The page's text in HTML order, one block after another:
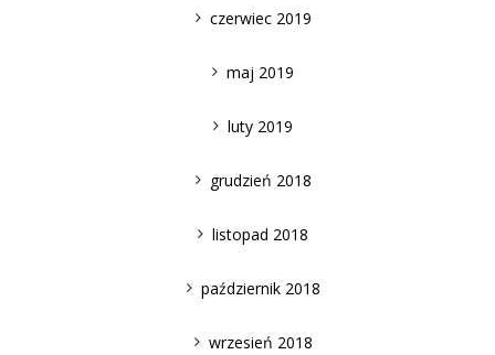
czerwiec 2019
maj 2019
luty 2019
grudzień 2018
listopad 2018
październik 2018
wrzesień 2018